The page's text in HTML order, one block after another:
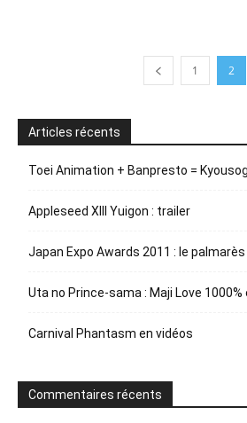
1 2
Articles récents
Toei Animation + Banpresto =
Appleseed XIII Yuigon : trailer
Japan Expo Awards 2011 : le palmarès
Uta no Prince-sama : Maji Love
Carnival Phantasm en vidéos
Commentaires récents